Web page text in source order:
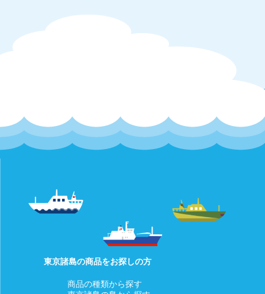
当店では商品に欠陥がある場合を除
き、返品・返金は行っておりませ
商品に不備等ございましたらお気軽にお問い合わせください。
【対応条件】商品発送前であれば、キャンセルを承ります。
【キャンセル方法】マイページの「注文」より「ショップ管理
詳細についてはご利用のカード会社へお問い合わせください。
□お客様都合による返品返金・交換(商品発送後)
発送後の商品について、お客様都合による返品返金・交換は行
っておりません。
あらかじめご了承ください。
東京諸島の商品をお探しの方
商品の種類から探す